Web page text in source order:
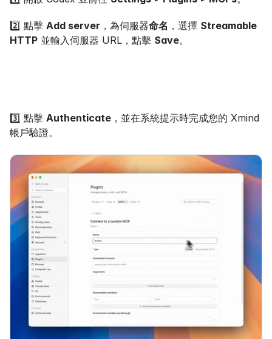
2️⃣ 點擊 Add server ，為伺服器命名 ，選擇 Streamable
HTTP 並輸入伺服器 URL，點擊 Save。
3️⃣ 點擊 Authenticate ，並在系統提示時完成您的 Xmind
帳戶驗證。